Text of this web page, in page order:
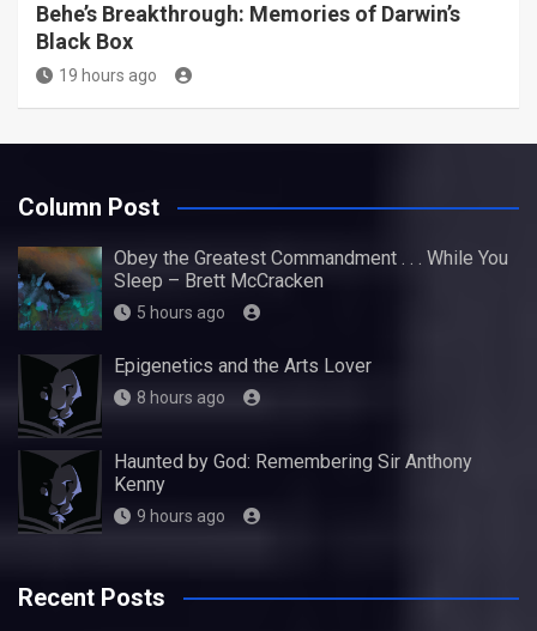
Behe’s Breakthrough: Memories of Darwin’s
Black Box
19 hours ago
Column Post
Obey the Greatest Commandment . . . While You
Sleep – Brett McCracken
5 hours ago
Epigenetics and the Arts Lover
8 hours ago
Haunted by God: Remembering Sir Anthony
Kenny
9 hours ago
Recent Posts